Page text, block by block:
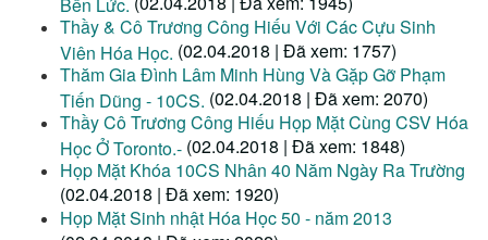
Thầy & Cô Trương Công Hiếu Với Các Cựu Sinh
Viên Hóa Học. (02.04.2018 | Đã xem: 1757)
Thăm Gia Đình Lâm Minh Hùng Và Gặp Gỡ Phạm
Tiến Dũng - 10CS. (02.04.2018 | Đã xem: 2070)
Thầy Cô Trương Công Hiếu Họp Mặt Cùng CSV Hóa
Học Ở Toronto.- (02.04.2018 | Đã xem: 1848)
Họp Mặt Khóa 10CS Nhân 40 Năm Ngày Ra Trường
(02.04.2018 | Đã xem: 1920)
Họp Mặt Sinh nhật Hóa Học 50 - năm 2013